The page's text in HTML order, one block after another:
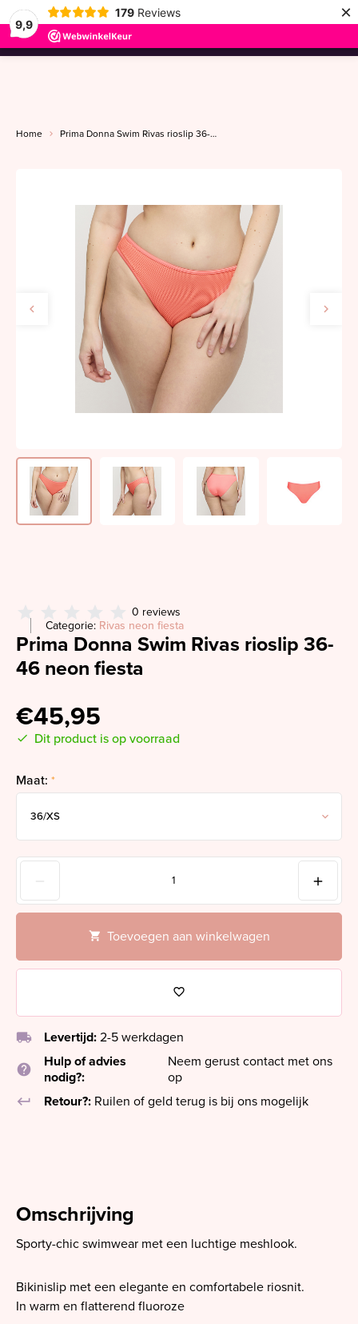
9,9
179 Reviews ×
menu
Home Prima Donna Swim Rivas rioslip 36-46 neon fiesta
0 reviews
Categorie: Rivas neon fiesta
Prima Donna Swim Rivas rioslip 36-
46 neon fiesta
€45,95
Dit product is op voorraad
Maat: *
Toevoegen aan winkelwagen
local_shipping Levertijd: 2-5 werkdagen
help
Hulp of advies
nodig?:
Neem gerust contact met ons
op
keyboard_return
Retour?: Ruilen of geld terug is bij ons mogelijk
Omschrijving
Sporty-chic swimwear met een luchtige meshlook.
Bikinislip met een elegante en comfortabele riosnit.
In warm en flatterend fluoroze